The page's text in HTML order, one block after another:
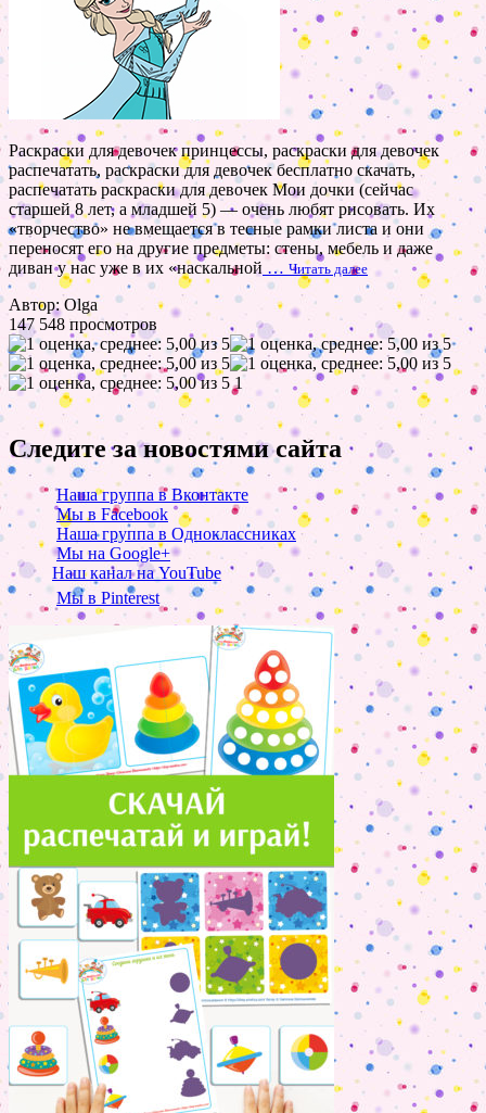
Раскраски для девочек принцессы, раскраски для девочек
распечатать, раскраски для девочек бесплатно скачать,
распечатать раскраски для девочек Мои дочки (сейчас
старшей 8 лет, а младшей 5) — очень любят рисовать. Их
«творчество» не вмещается в тесные рамки листа и они
переносят его на другие предметы: стены, мебель и даже
диван у нас уже в их «наскальной … Читать далее
Автор: Olga
147 548 просмотров
1
Следите за новостями сайта
Наша группа в Вконтакте
Мы в Facebook
Наша группа в Одноклассниках
Мы на Google+
Наш канал на YouTube
Мы в Pinterest